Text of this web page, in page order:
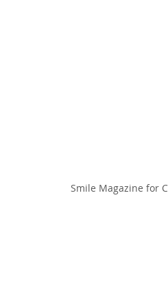
Smile Magazine for